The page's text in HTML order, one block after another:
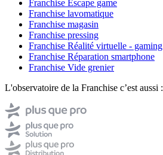
Franchise Escape game
Franchise lavomatique
Franchise magasin
Franchise pressing
Franchise Réalité virtuelle - gaming
Franchise Réparation smartphone
Franchise Vide grenier
L'observatoire de la Franchise c’est aussi :